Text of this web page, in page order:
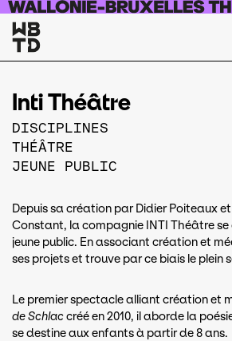
Aller au contenu principal
Inti Théâtre
DISCIPLINES
THÉÂTRE
JEUNE PUBLIC
Depuis sa création par Didier Poiteaux et
Constant, la compagnie INTI Théâtre
jeune public. En associant création et
ses projets et trouve par ce biais le plein
Le premier spectacle alliant création et
de Schlaccréé en 2010, il aborde la
se destine aux enfants à partir de 8 ans.